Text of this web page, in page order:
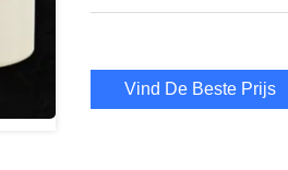
Vind De Beste Prijs